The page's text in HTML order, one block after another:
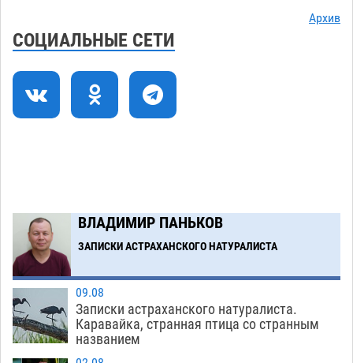
осудили выходку молодого лихача с улицы
экстремальной температурной нагрузки
Загрузить еще
Архив
СОЦИАЛЬНЫЕ СЕТИ
ВЛАДИМИР ПАНЬКОВ
ЗАПИСКИ АСТРАХАНСКОГО НАТУРАЛИСТА
09.08
Записки астраханского натуралиста.
Каравайка, странная птица со странным
названием